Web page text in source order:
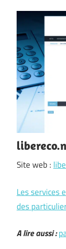
Site web :
Les services
des
A lire aussi :